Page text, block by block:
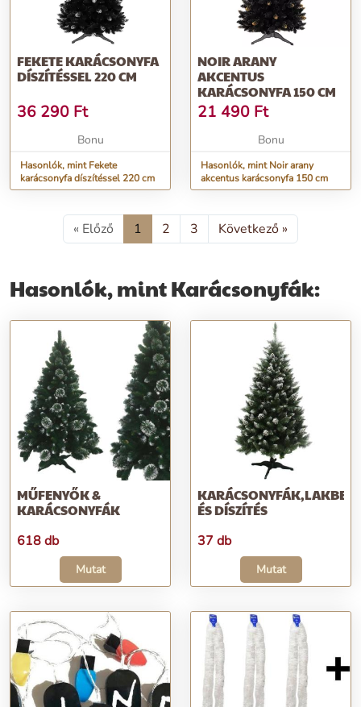
FEKETE KARÁCSONYFA
DÍSZÍTÉSSEL 220 CM
36 290 Ft
Bonu
Hasonlók, mint Fekete
karácsonyfa díszítéssel 220 cm
NOIR ARANY
AKCENTUS
KARÁCSONYFA 150 CM
21 490 Ft
Bonu
Hasonlók, mint Noir arany
akcentus karácsonyfa 150 cm
« Előző 1 2 3 Következő »
Hasonlók, mint Karácsonyfák:
MŰFENYŐK &
KARÁCSONYFÁK
618 db
Mutat
ÉS DÍSZÍTÉS
37 db
Mutat